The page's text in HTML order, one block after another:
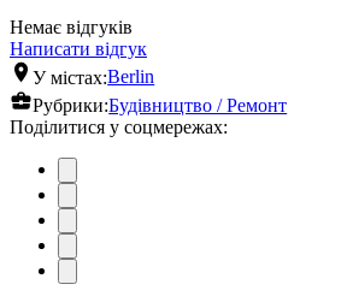
Немає відгуків
Написати відгук
У містах:Berlin
Рубрики:Будівництво / Ремонт
Поділитися у соцмережах: